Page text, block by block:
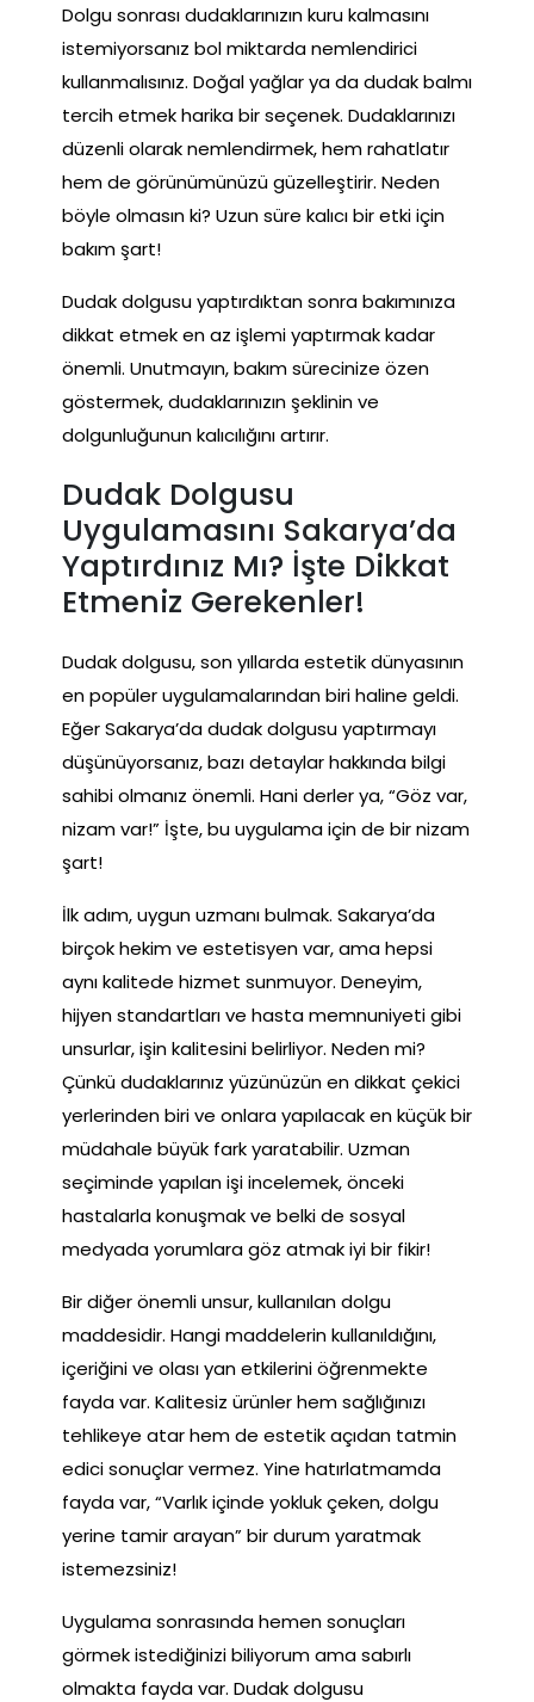
Dolgu sonrası dudaklarınızın kuru kalmasını
istemiyorsanız bol miktarda nemlendirici
kullanmalısınız. Doğal yağlar ya da dudak balmı
tercih etmek harika bir seçenek. Dudaklarınızı
düzenli olarak nemlendirmek, hem rahatlatır
hem de görünümünüzü güzelleştirir. Neden
böyle olmasın ki? Uzun süre kalıcı bir etki için
bakım şart!
Dudak dolgusu yaptırdıktan sonra bakımınıza
dikkat etmek en az işlemi yaptırmak kadar
önemli. Unutmayın, bakım sürecinize özen
göstermek, dudaklarınızın şeklinin ve
dolgunluğunun kalıcılığını artırır.
Dudak Dolgusu
Uygulamasını Sakarya’da
Yaptırdınız Mı? İşte Dikkat
Etmeniz Gerekenler!
Dudak dolgusu, son yıllarda estetik dünyasının
en popüler uygulamalarından biri haline geldi.
Eğer Sakarya’da dudak dolgusu yaptırmayı
düşünüyorsanız, bazı detaylar hakkında bilgi
sahibi olmanız önemli. Hani derler ya, “Göz var,
nizam var!” İşte, bu uygulama için de bir nizam
şart!
İlk adım, uygun uzmanı bulmak. Sakarya’da
birçok hekim ve estetisyen var, ama hepsi
aynı kalitede hizmet sunmuyor. Deneyim,
hijyen standartları ve hasta memnuniyeti gibi
unsurlar, işin kalitesini belirliyor. Neden mi?
Çünkü dudaklarınız yüzünüzün en dikkat çekici
yerlerinden biri ve onlara yapılacak en küçük bir
müdahale büyük fark yaratabilir. Uzman
seçiminde yapılan işi incelemek, önceki
hastalarla konuşmak ve belki de sosyal
medyada yorumlara göz atmak iyi bir fikir!
Bir diğer önemli unsur, kullanılan dolgu
maddesidir. Hangi maddelerin kullanıldığını,
içeriğini ve olası yan etkilerini öğrenmekte
fayda var. Kalitesiz ürünler hem sağlığınızı
tehlikeye atar hem de estetik açıdan tatmin
edici sonuçlar vermez. Yine hatırlatmamda
fayda var, “Varlık içinde yokluk çeken, dolgu
yerine tamir arayan” bir durum yaratmak
istemezsiniz!
Uygulama sonrasında hemen sonuçları
görmek istediğinizi biliyorum ama sabırlı
olmakta fayda var. Dudak dolgusu